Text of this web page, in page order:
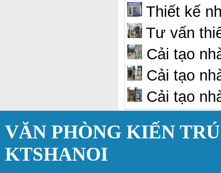
Thiết kế
Tư vấn
Cải tạo
Cải tạo
Cải tạo
VĂN PHÒNG KIẾN
KTSHANOI